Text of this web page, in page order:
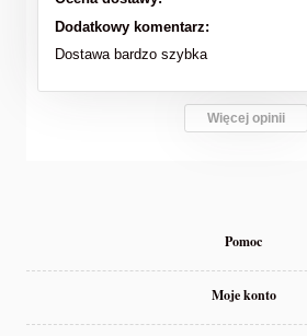
Dodatkowy komentarz:
Dostawa bardzo szybka
Więcej opinii
Pomoc
Moje konto